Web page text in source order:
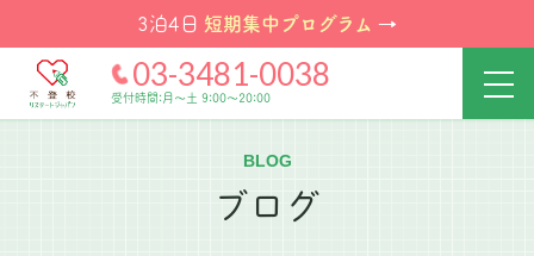
3泊4日 短期集中プログラム →
03-3481-0038
受付時間:月～土 9:00～20:00
BLOG
ブログ